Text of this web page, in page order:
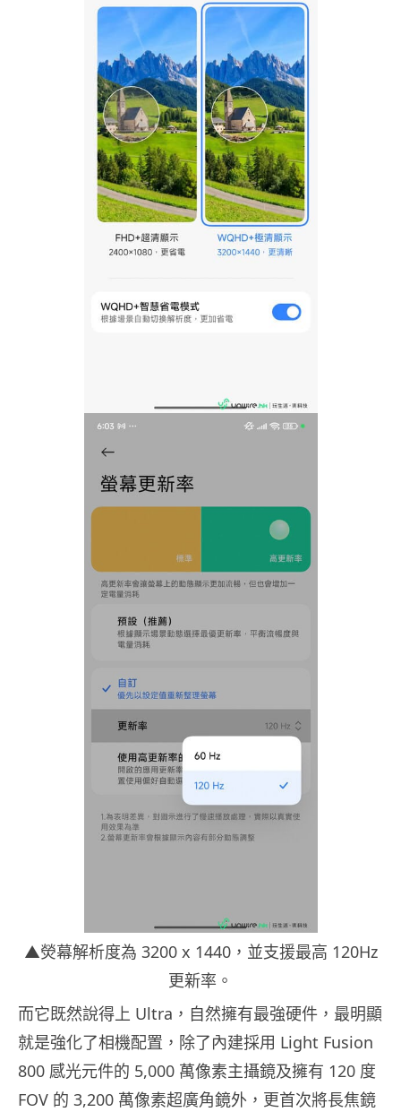
▲熒幕解析度為 3200 x 1440，並支援最高 120Hz
更新率。
而它既然說得上 Ultra，自然擁有最強硬件，最明顯
就是強化了相機配置，除了內建採用 Light Fusion
800 感光元件的 5,000 萬像素主攝鏡及擁有 120 度
FOV 的 3,200 萬像素超廣角鏡外，更首次將長焦鏡